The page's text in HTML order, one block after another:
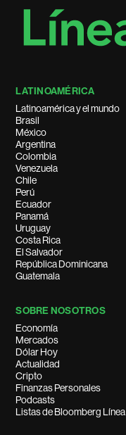
LATINOAMÉRICA
Latinoamérica y el mundo
Brasil
México
Argentina
Colombia
Venezuela
Chile
Perú
Ecuador
Panamá
Uruguay
Costa Rica
El Salvador
República Dominicana
Guatemala
SOBRE NOSOTROS
Economía
Mercados
Dólar Hoy
Actualidad
Cripto
Finanzas Personales
Podcasts
Listas de Bloomberg Línea